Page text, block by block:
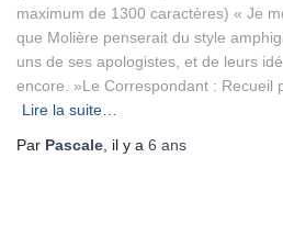
maximum de 1300 caractères) « Je
que Molière penserait du style
uns de ses apologistes, et de leurs
encore. »Le Correspondant : Recueil
Lire la suite…
Par Pascale , il y a 6 ans